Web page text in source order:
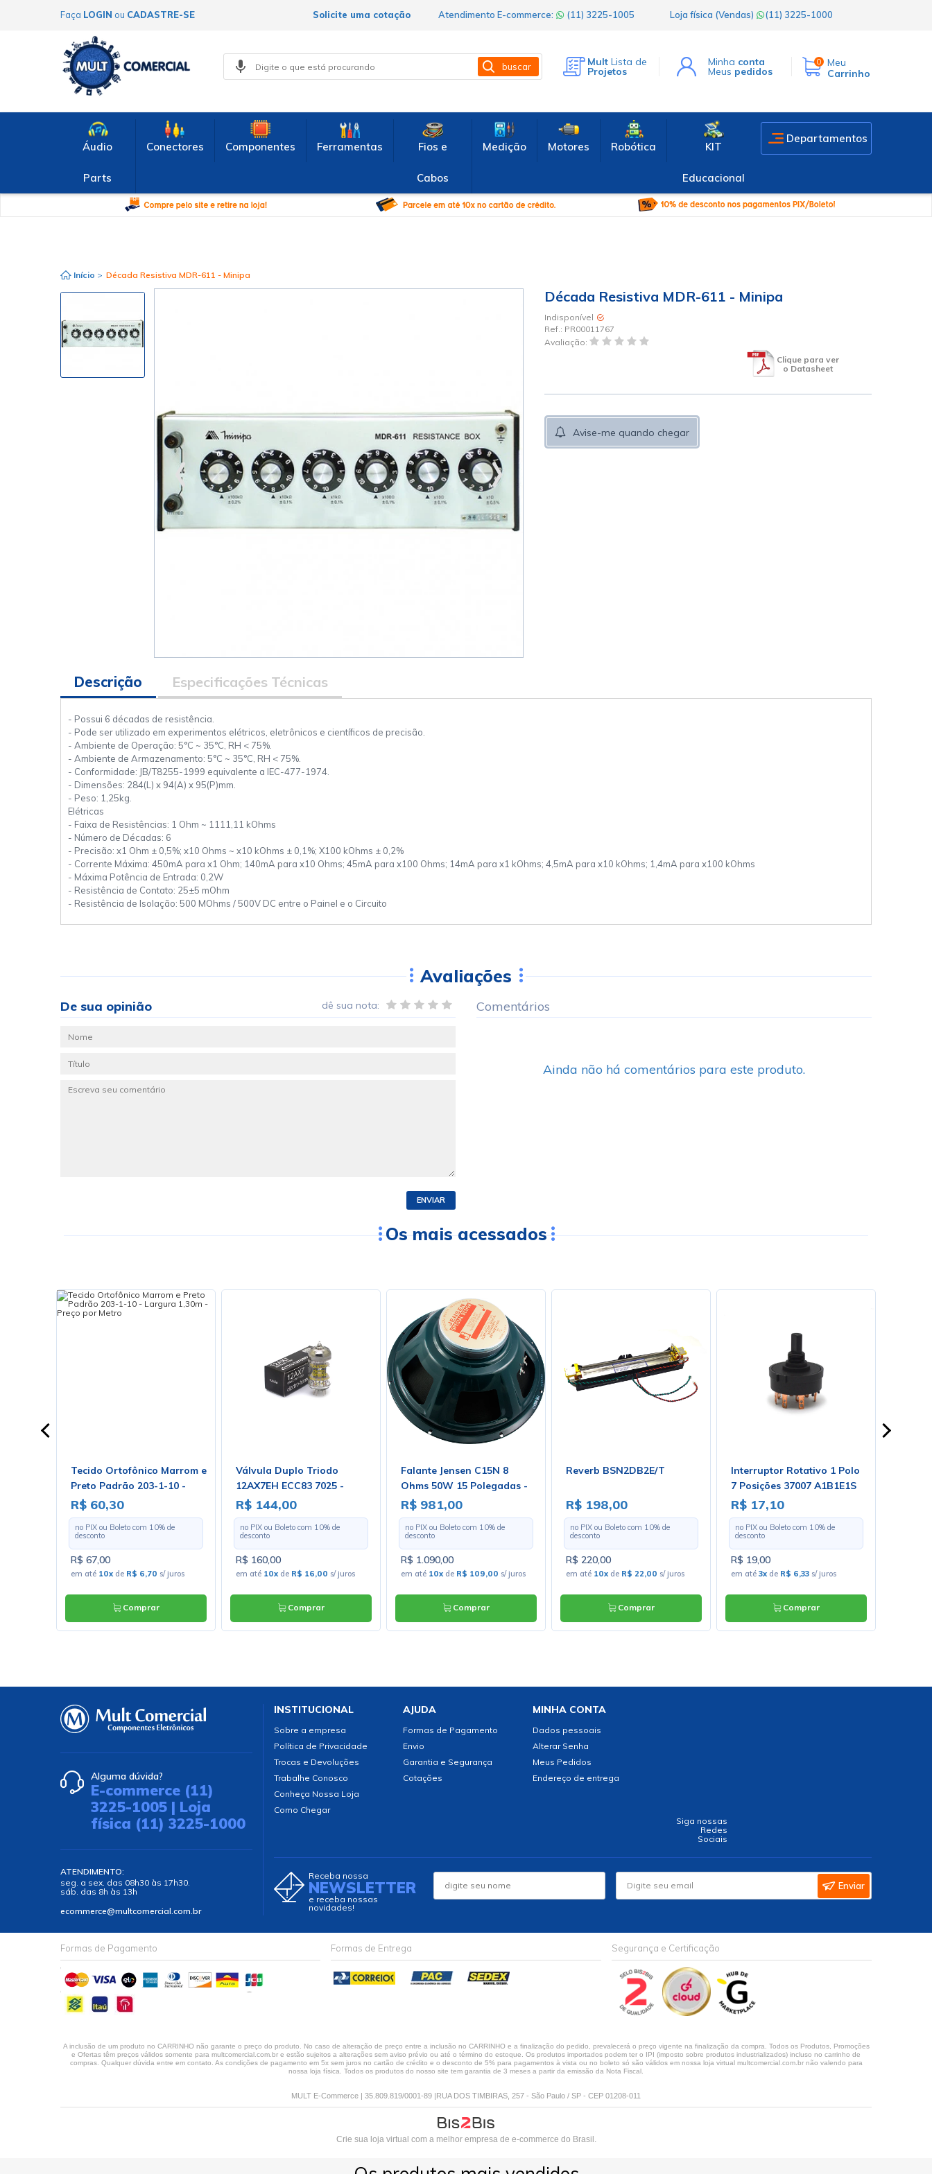
Faça LOGIN ou CADASTRE-SE Atendimento E-commerce: (11) 3225-1005 Loja física (Vendas) (11) 3225-1000
Solicite uma cotação
buscar Mult Lista de
Projetos
Minha conta
Meus pedidos
0
Meu
Carrinho
Áudio
Parts
Conectores Componentes Ferramentas Fios e
Cabos
Medição Motores Robótica KIT
Educacional
Departamentos
Início > Década Resistiva MDR-611 - Minipa
Década Resistiva MDR-611 - Minipa
Indisponível
Ref.: PR00011767
Avaliação:
Clique para ver
o Datasheet
Avise-me quando chegar
Descrição
- Possui 6 décadas de resistência.
- Pode ser utilizado em experimentos elétricos, eletrônicos e científicos de precisão.
- Ambiente de Operação: 5°C ~ 35°C, RH < 75%.
- Ambiente de Armazenamento: 5°C ~ 35°C, RH < 75%.
- Conformidade: JB/T8255-1999 equivalente a IEC-477-1974.
- Dimensões: 284(L) x 94(A) x 95(P)mm.
- Peso: 1,25kg.
Elétricas
- Faixa de Resistências: 1 Ohm ~ 1111,11 kOhms
- Número de Décadas: 6
- Precisão: x1 Ohm ± 0,5%; x10 Ohms ~ x10 kOhms ± 0,1%; X100 kOhms ± 0,2%
- Corrente Máxima: 450mA para x1 Ohm; 140mA para x10 Ohms; 45mA para x100 Ohms; 14mA para x1 kOhms; 4,5mA para x10 kOhms; 1,4mA para x100 kOhms
- Máxima Potência de Entrada: 0,2W
- Resistência de Contato: 25±5 mOhm
- Resistência de Isolação: 500 MOhms / 500V DC entre o Painel e o Circuito
Especificações Técnicas
Avaliações
De sua opinião dê sua nota:
ENVIAR
Comentários
Ainda não há comentários para este produto.
Os mais acessados
Tecido Ortofônico Marrom e
Preto Padrão 203-1-10 -
Largura 1,30m - Preço por
Metro
R$ 60,30
no PIX ou Boleto com 10% de
desconto
R$ 67,00
em até 10xde R$ 6,70 s/ juros
Comprar
Válvula Duplo Triodo
12AX7EH ECC83 7025 -
Electro-Harmonix
R$ 144,00
no PIX ou Boleto com 10% de
desconto
R$ 160,00
em até 10xde R$ 16,00 s/ juros
Comprar
Falante Jensen C15N 8
Ohms 50W 15 Polegadas -
ZJ07050
R$ 981,00
no PIX ou Boleto com 10% de
desconto
R$ 1.090,00
em até 10xde R$ 109,00 s/ juros
Comprar
Reverb BSN2DB2E/T
R$ 198,00
no PIX ou Boleto com 10% de
desconto
R$ 220,00
em até 10xde R$ 22,00 s/ juros
Comprar
Interruptor Rotativo 1 Polo
7 Posições 37007 A1B1E1S
R$ 17,10
no PIX ou Boleto com 10% de
desconto
R$ 19,00
em até 3xde R$ 6,33s/ juros
Comprar
Alguma dúvida?
E-commerce (11)
3225-1005 | Loja
física (11) 3225-1000
ATENDIMENTO:
seg. a sex. das 08h30 às 17h30.
sáb. das 8h às 13h
ecommerce@multcomercial.com.br
INSTITUCIONAL
Sobre a empresa
Política de Privacidade
Trocas e Devoluções
Trabalhe Conosco
Conheça Nossa Loja
Como Chegar
AJUDA
Formas de Pagamento
Envio
Garantia e Segurança
Cotações
MINHA CONTA
Dados pessoais
Alterar Senha
Meus Pedidos
Endereço de entrega
Siga nossas
Redes
Sociais
Receba nossa
NEWSLETTER
e receba nossas
novidades!
Enviar
Formas de Pagamento Formas de Entrega Segurança e Certificação
A inclusão de um produto no CARRINHO não garante o preço do produto. No caso de alteração de preço entre a inclusão no CARRINHO e a finalização do pedido, prevalecerá o preço vigente na finalização da compra. Todos os Produtos, Promoções
e Ofertas têm preços válidos somente para multcomercial.com.br e estão sujeitos a alterações sem aviso prévio ou até o término do estoque. Os produtos importados podem ter o IPI (imposto sobre produtos industrializados) incluso no carrinho de
compras. Qualquer dúvida entre em contato. As condições de pagamento em 5x sem juros no cartão de crédito e o desconto de 5% para pagamentos à vista ou no boleto só são válidos em nossa loja virtual multcomercial.com.br não valendo para
nossa loja física. Todos os produtos do nosso site tem garantia de 3 meses a partir da emissão da Nota Fiscal.
MULT E-Commerce | 35.809.819/0001-89 |RUA DOS TIMBIRAS, 257 - São Paulo / SP - CEP 01208-011
Crie sua loja virtual com a melhor empresa de e-commerce do Brasil.